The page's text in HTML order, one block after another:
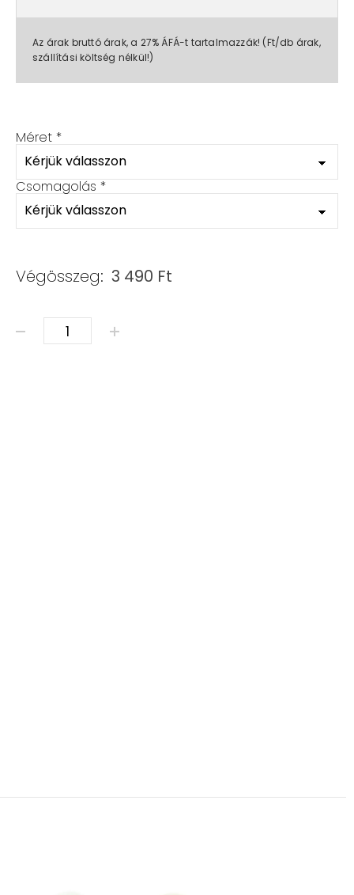
Az árak bruttó árak, a 27% ÁFÁ-t tartalmazzák! (Ft/db árak,
szállítási költség nélkül!)
Méret *
Csomagolás *
Végösszeg: 3 490 Ft